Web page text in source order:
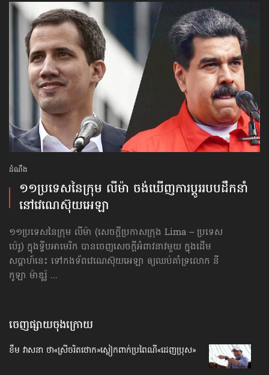
ដំណឹង
១១ប្រទេស​នៃក្រុម លីម៉ា ចង់ឃើញ​ការប្ដូរ​របបដឹកនាំ​
នៅ​វេណេស៊ុយអេឡា
១១ប្រទេស​នៃក្រុម លីម៉ា (សេចក្ដីប្រកាសក្រុង Lima – ប្រទេស
ប៉េរូ) ក្នុងទ្វីបអាមេរិក បានចេញសេចក្ដីអំពាវនាវមួយ ក្នុងដើម
សប្ដាហ៍នេះ ទៅកងទ័ពវេណេស៊ុយអេឡា ឲ្យឈប់គាំទ្រលោក នី
កូឡា ម៉ាឌូរ៉ូ ...
ចេញផ្សាយចុងក្រោយ
ខឹម វាសនា ថា«ស្រីចរិតថោក»​ស្លៀកពាក់ប្រពៃណី​«ដេញប្រុស»